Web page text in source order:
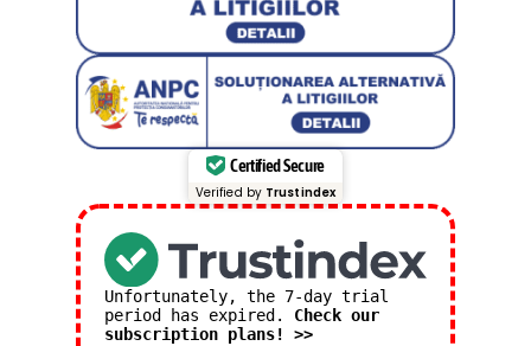
Certified Secure
Verified by Trustindex
Unfortunately, the 7-day trial
period has expired. Check our
subscription plans! >>